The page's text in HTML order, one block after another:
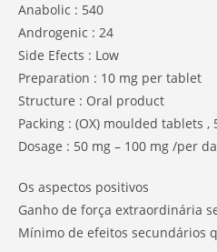
Anabolic : 540
Androgenic : 24
Side Efects : Low
Preparation : 10 mg per tablet
Structure : Oral product
Packing : (OX) moulded tablets
Dosage : 50 mg – 100 mg /per
Os aspectos positivos
Ganho de força extraordinária
Mínimo de efeitos secundários